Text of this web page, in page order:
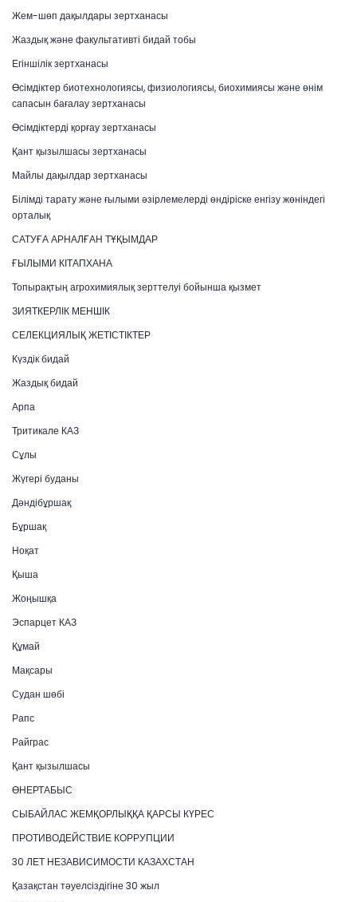
Жем-шөп дақылдары зертханасы
Жаздық және факультативті бидай тобы
Егіншілік зертханасы
Өсімдіктер биотехнологиясы, физиологиясы, биохимиясы және өнім
сапасын бағалау зертханасы
Өсімдіктерді қорғау зертханасы
Қант қызылшасы зертханасы
Майлы дақылдар зертханасы
Білімді тарату және ғылыми әзірлемелерді өндіріске енгізу жөніндегі
орталық
САТУҒА АРНАЛҒАН ТҰҚЫМДАР
ҒЫЛЫМИ КІТАПХАНА
Топырақтың агрохимиялық зерттелуі бойынша қызмет
ЗИЯТКЕРЛІК МЕНШІК
СЕЛЕКЦИЯЛЫҚ ЖЕТІСТІКТЕР
Күздік бидай
Жаздық бидай
Арпа
Тритикале КАЗ
Сұлы
Жүгері буданы
Дәндібұршақ
Бұршақ
Ноқат
Қыша
Жоңышқа
Эспарцет КАЗ
Құмай
Мақсары
Судан шөбі
Рапс
Райграс
Қант қызылшасы
ӨНЕРТАБЫС
СЫБАЙЛАС ЖЕМҚОРЛЫҚҚА ҚАРСЫ КҮРЕС
ПРОТИВОДЕЙСТВИЕ КОРРУПЦИИ
30 ЛЕТ НЕЗАВИСИМОСТИ КАЗАХСТАН
Қазақстан тәуелсіздігіне 30 жыл